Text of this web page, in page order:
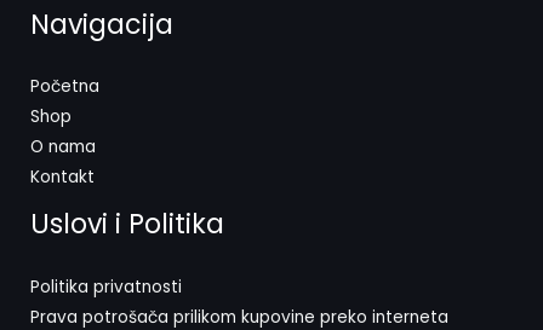
Navigacija
Početna
Shop
O nama
Kontakt
Uslovi i Politika
Politika privatnosti
Prava potrošača prilikom kupovine preko interneta